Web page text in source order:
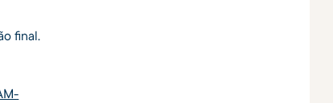
final.